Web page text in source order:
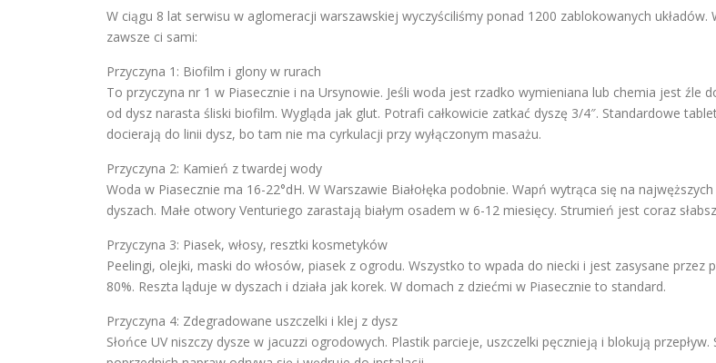
W ciągu 8 lat serwisu w aglomeracji warszawskiej wyczyściliśmy ponad 1200 zablokowanych układów.
zawsze ci sami:
Przyczyna 1: Biofilm i glony w rurach
To przyczyna nr 1 w Piasecznie i na Ursynowie. Jeśli woda jest rzadko wymieniana lub chemia jest źle
od dysz narasta śliski biofilm. Wygląda jak glut. Potrafi całkowicie zatkać dyszę 3/4″. Standardowe
docierają do linii dysz, bo tam nie ma cyrkulacji przy wyłączonym masażu.
Przyczyna 2: Kamień z twardej wody
Woda w Piasecznie ma 16-22°dH. W Warszawie Białołęka podobnie. Wapń wytrąca się na
dyszach. Małe otwory Venturiego zarastają białym osadem w 6-12 miesięcy. Strumień jest coraz
Przyczyna 3: Piasek, włosy, resztki kosmetyków
Peelingi, olejki, maski do włosów, piasek z ogrodu. Wszystko to wpada do niecki i jest zasysane przez
80%. Reszta ląduje w dyszach i działa jak korek. W domach z dziećmi w Piasecznie to standard.
Przyczyna 4: Zdegradowane uszczelki i klej z dysz
Słońce UV niszczy dysze w jacuzzi ogrodowych. Plastik parcieje, uszczelki pęcznieją i blokują przepływ.